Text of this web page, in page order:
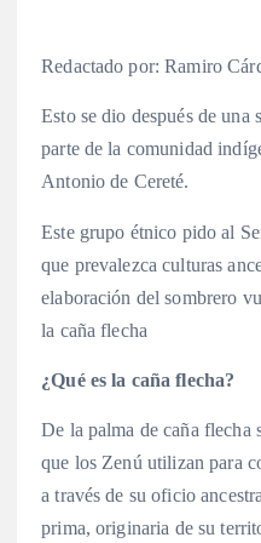
Redactado por: Ramiro
Esto se dio después de
parte de la comunidad
Antonio de Cereté.
Este grupo étnico pido al
que prevalezca culturas
elaboración del sombrero
la caña flecha
¿Qué es la caña flecha?
De la palma de caña flecha
que los Zenú utilizan para
a través de su oficio
prima, originaria de su